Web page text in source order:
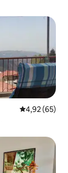
4,92 de uma
4,92 (65)